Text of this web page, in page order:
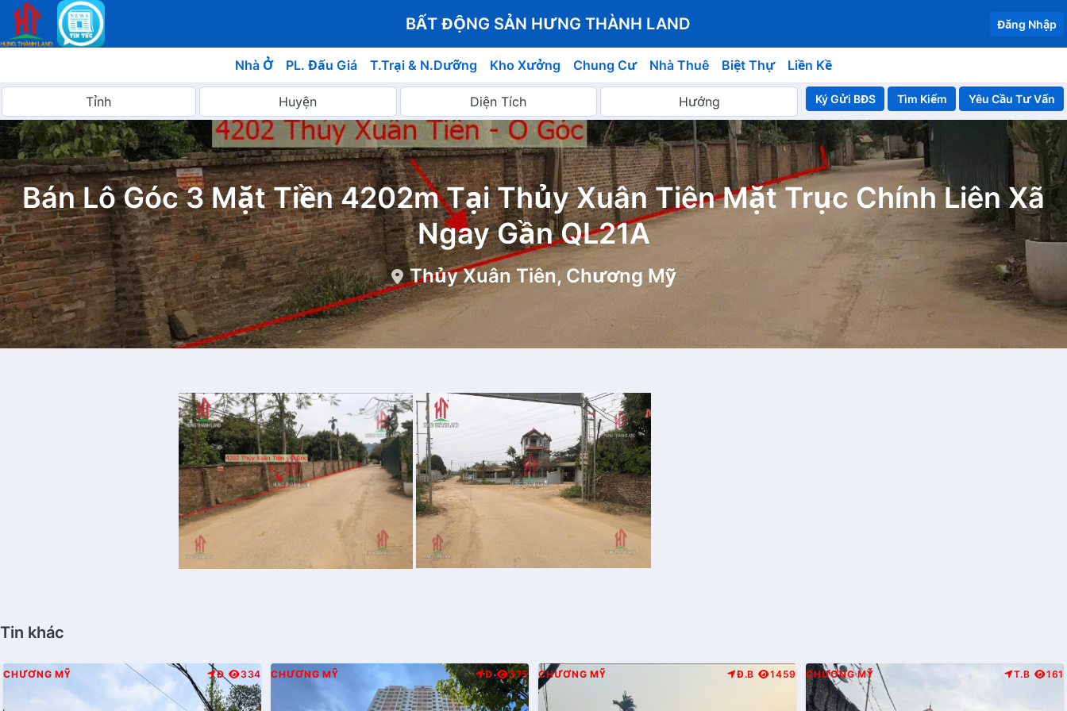
BẤT ĐỘNG SẢN HƯNG THÀNH LAND Đăng Nhập
Nhà Ở PL. Đấu Giá T.Trại & N.Dưỡng Kho Xưởng Chung Cư Nhà Thuê Biệt Thự Liền Kề
Ký Gửi BĐS Yêu Cầu Tư Vấn
Bán Lô Góc 3 Mặt Tiền 4202m Tại Thủy Xuân Tiên Mặt Trục Chính Liên Xã
Ngay Gần QL21A
Thủy Xuân Tiên, Chương Mỹ
Tin khác
CHƯƠNG MỸ Đ 334 CHƯƠNG MỸ Đ 375 CHƯƠNG MỸ Đ.B 1459 CHƯƠNG MỸ T.B 161